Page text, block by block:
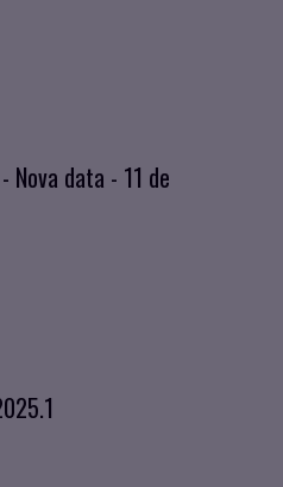
Nova data - 11 de